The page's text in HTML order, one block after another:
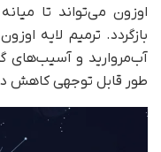
بازگردد. ترمیم لایه
آب‌مروارید و آسیب‌های
طور قابل توجهی کاهش